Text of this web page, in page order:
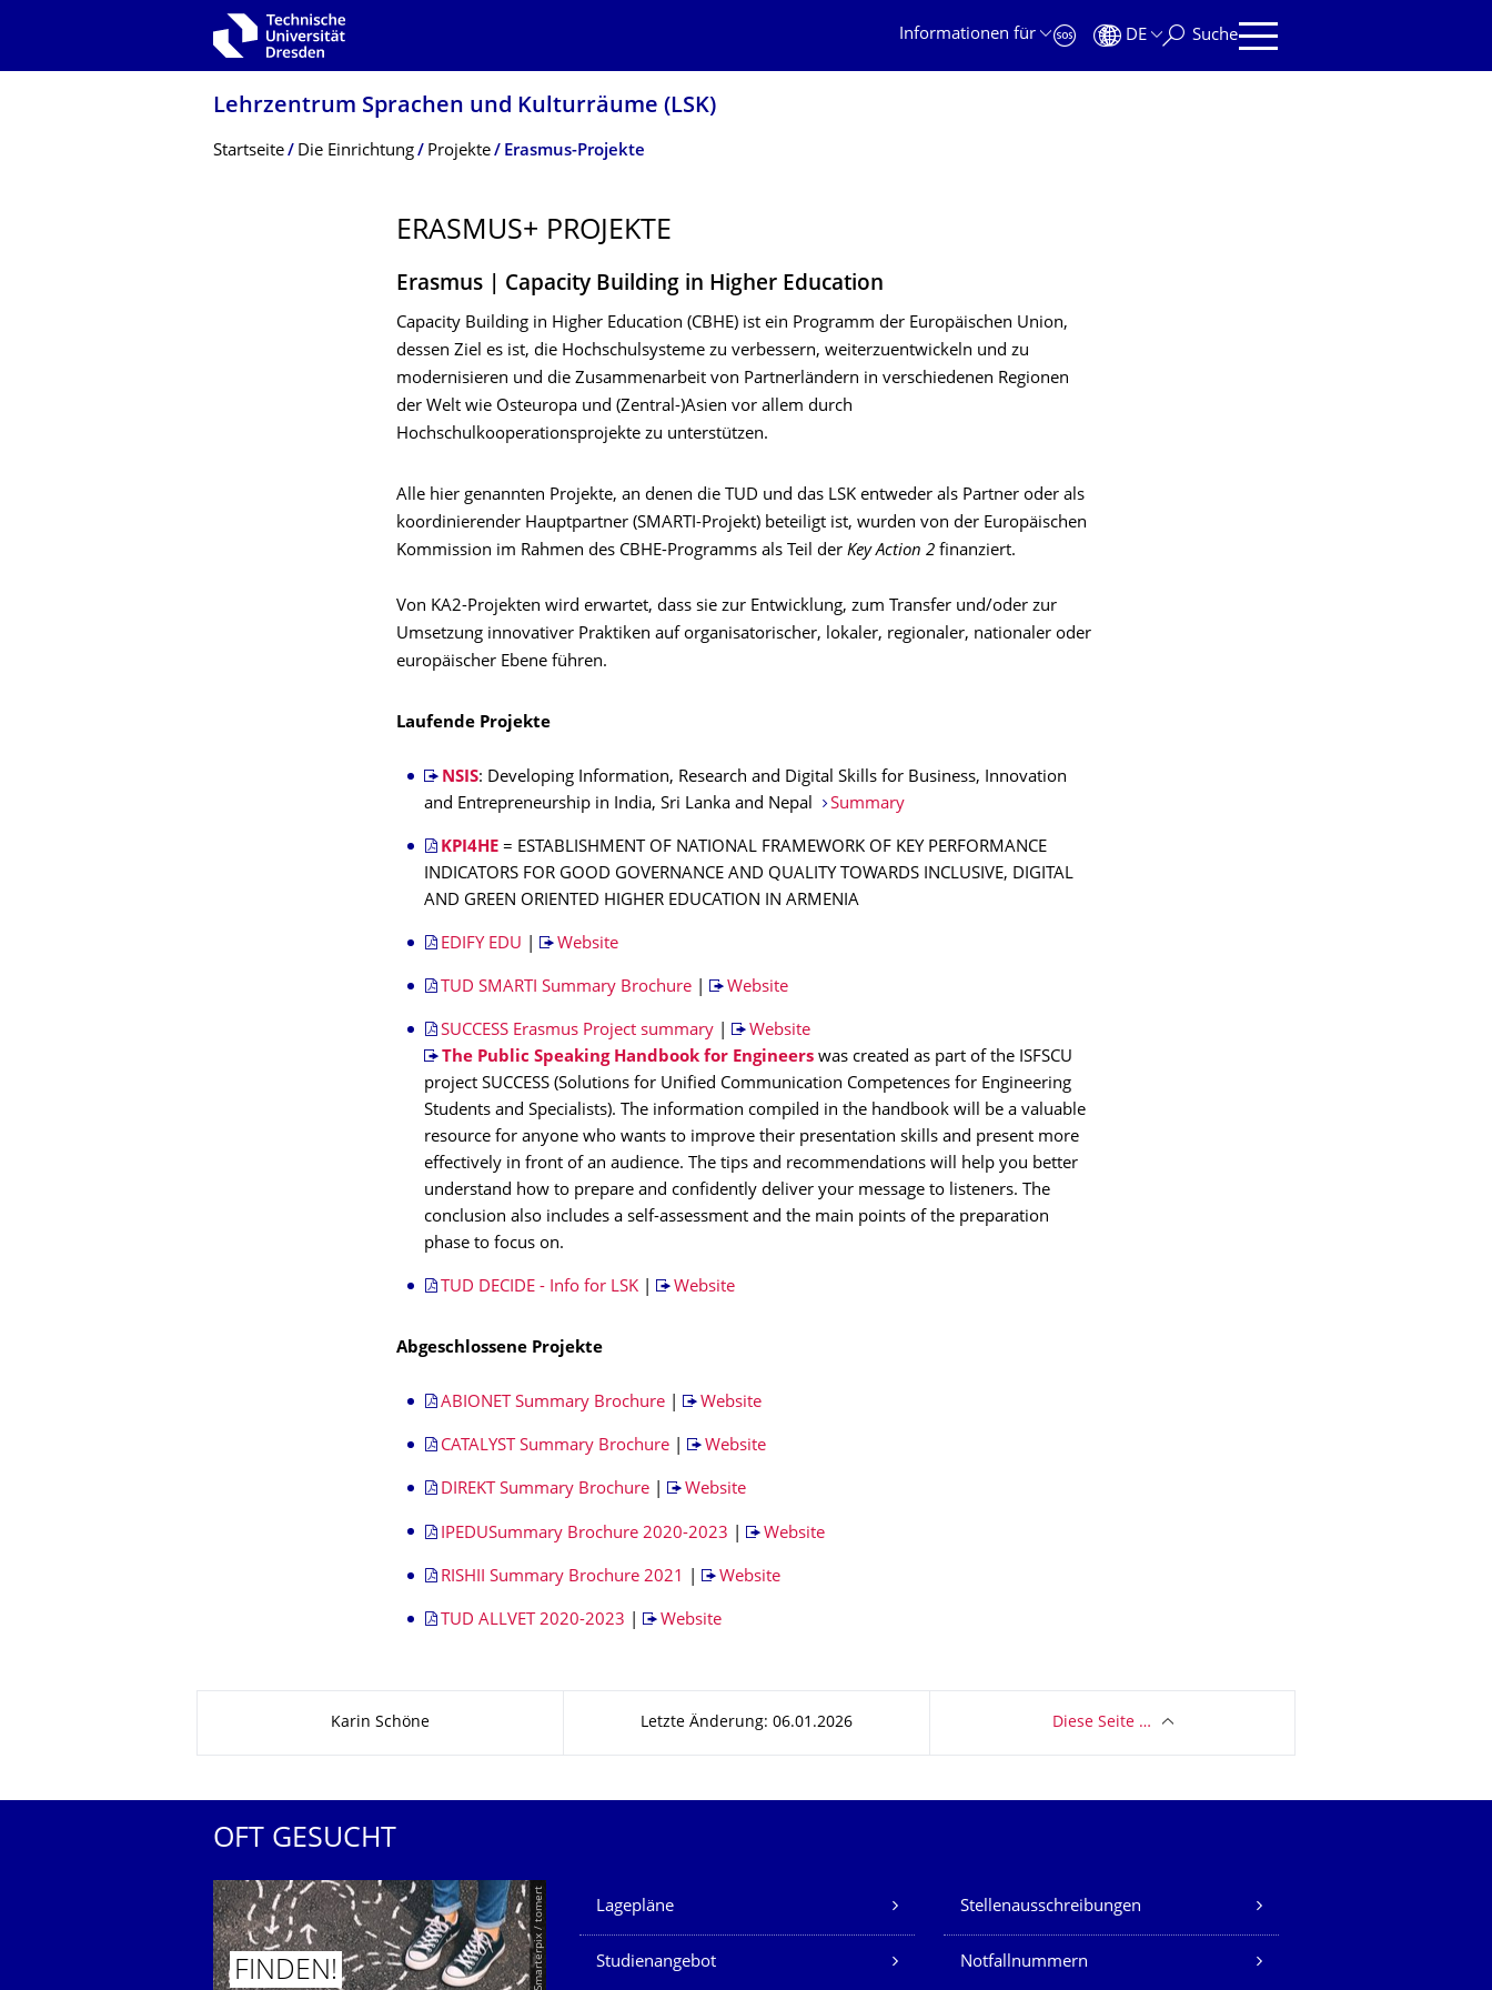
Zur Hauptnavigation springen
Informationen für
DE Suche
Lehrzentrum Sprachen und Kulturräume (LSK)
Breadcrumb-Menü
Startseite Die Einrichtung Projekte Erasmus-Projekte
ERASMUS+ PROJEKTE
Erasmus | Capacity Building in Higher Education
Capacity Building in Higher Education (CBHE) ist ein Programm der Europäischen Union,
dessen Ziel es ist, die Hochschulsysteme zu verbessern, weiterzuentwickeln und zu
modernisieren und die Zusammenarbeit von Partnerländern in verschiedenen Regionen
der Welt wie Osteuropa und (Zentral-)Asien vor allem durch
Hochschulkooperationsprojekte zu unterstützen.
Alle hier genannten Projekte, an denen die TUD und das LSK entweder als Partner oder als
koordinierender Hauptpartner (SMARTI-Projekt) beteiligt ist, wurden von der Europäischen
Kommission im Rahmen des CBHE-Programms als Teil der Key Action 2 finanziert.
Von KA2-Projekten wird erwartet, dass sie zur Entwicklung, zum Transfer und/oder zur
Umsetzung innovativer Praktiken auf organisatorischer, lokaler, regionaler, nationaler oder
europäischer Ebene führen.
Laufende Projekte
NSIS: Developing Information, Research and Digital Skills for Business, Innovation
and Entrepreneurship in India, Sri Lanka and Nepal
Summary
KPI4HE = ESTABLISHMENT OF NATIONAL FRAMEWORK OF KEY PERFORMANCE
INDICATORS FOR GOOD GOVERNANCE AND QUALITY TOWARDS INCLUSIVE, DIGITAL
AND GREEN ORIENTED HIGHER EDUCATION IN ARMENIA
EDIFY EDU Website
TUD SMARTI Summary Brochure Website
SUCCESS Erasmus Project summary
Website
The Public Speaking Handbook for Engineerswas created as part of the ISFSCU
project SUCCESS (Solutions for Unified Communication Competences for Engineering
Students and Specialists). The information compiled in the handbook will be a valuable
resource for anyone who wants to improve their presentation skills and present more
effectively in front of an audience. The tips and recommendations will help you better
understand how to prepare and confidently deliver your message to listeners. The
conclusion also includes a self-assessment and the main points of the preparation
phase to focus on.
TUD DECIDE - Info for LSK Website
Abgeschlossene Projekte
ABIONET Summary Brochure Website
CATALYST Summary Brochure Website
DIREKT Summary Brochure Website
IPEDUSummary Brochure 2020-2023 Website
RISHII Summary Brochure 2021 Website
TUD ALLVET 2020-2023 Website
Karin Schöne Letzte Änderung: 06.01.2026 Diese Seite …
OFT GESUCHT
© Smarterpix / tomert
FINDEN!
Unsere Dienste
Lagepläne Stellenausschreibungen
Studienangebot Notfallnummern